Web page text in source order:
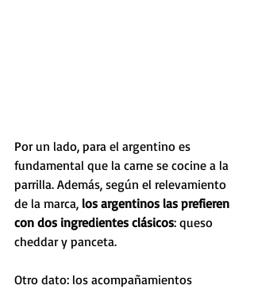
Por un lado, para el argentino es
fundamental que la carne se cocine a la
parrilla. Además, según el relevamiento
de la marca, los argentinos las prefieren
con dos ingredientes clásicos: queso
cheddar y panceta.
Otro dato: los acompañamientos